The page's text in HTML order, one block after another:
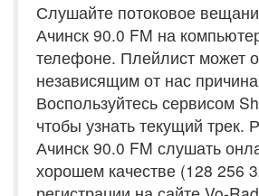
Слушайте потоковое
Ачинск 90.0 FM на
телефоне. Плейлист может
независящим от нас
Воспользуйтесь сервисом
чтобы узнать текущий трек.
Ачинск 90.0 FM слушать
хорошем качестве (128 256